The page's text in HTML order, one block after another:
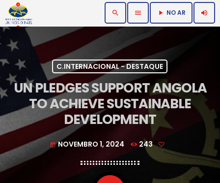
search menu play_arrow NO AR volume_up
C.INTERNACIONAL - DESTAQUE
UN PLEDGES SUPPORT ANGOLA
TO ACHIEVE SUSTAINABLE
DEVELOPMENT
today NOVEMBRO 1, 2024 243